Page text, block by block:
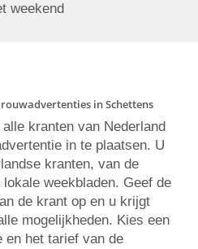
weekend
in Schettens
kranten van Nederland
in te plaatsen. U
kranten, van de
weekbladen. Geef de
de krant op en u krijgt
mogelijkheden. Kies een
en het tarief van de